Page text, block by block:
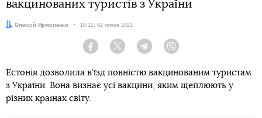
вакцинованих туристів з України
Автор:
Олексій Ярмоленко Дата:
18:12, 02 липня 2021
Facebook Twitter Telegram
Естонія дозволила в’їзд повністю вакцинованим туристам
з України. Вона визнає усі вакцини, яким щеплюють у
різних країнах світу.